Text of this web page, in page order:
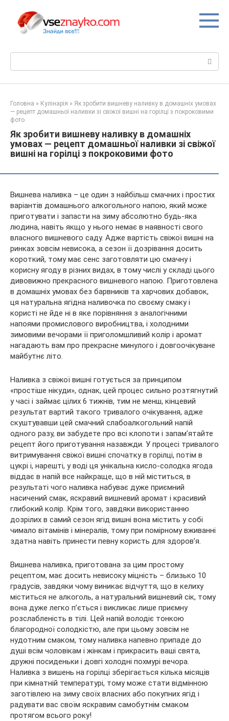
вмісту
Головна » Кулінарія » Як зробити вишневу наливку в домашніх умовах
— рецепт домашньої наливки зі свіжої вишні на горілці з покроковими
фото
Як зробити вишневу наливку в домашніх
умовах — рецепт домашньої наливки зі свіжої
вишні на горілці з покроковими фото
Вишнева наливка – це один з найбільш смачних і простих
варіантів домашнього алкогольного напою, який може
приготувати і запасти на зиму абсолютно будь-яка
людина, навіть якщо у нього немає в наявності свого
власного вишневого саду. Адже вартість свіжої вишні на
ринках зовсім невисока, а сезон її дозрівання досить
короткий, тому має сенс заготовляти цю смачну і
корисну ягоду в різних видах, в тому числі у складі цього
дивовижно прекрасного вишневого напою. Приготовлена
в домашніх умовах без барвників та харчових добавок,
ця натуральна ягідна наливочка по своєму смаку і
користі не йде ні в яке порівняння з аналогічними
напоями промислового виробництва, і холодними
зимовими вечорами її приголомшливий колір і аромат
нагадають вам про прекрасне минулого і довгоочікуване
майбутнє літо.
Наливка з свіжої вишні готується за принципом
«простіше нікуди», однак, цей процес сильно розтягнутий
у часі і займає цілих 6 тижнів, тим не менш, кінцевий
результат вартий такого тривалого очікування, адже
скуштувавши цей смачний слабоалкогольний напій
одного разу, ви забудете про всі клопоти і запам’ятайте
рецепт його приготування назавжди. У процесі тривалого
витримування свіжої вишні спочатку в горілці, потім в
цукрі і, нарешті, у воді ця унікальна кисло-солодка ягода
віддає в напій все найкраще, що в ній міститься, в
результаті чого наливка набуває дуже приємний
насичений смак, яскравий вишневий аромат і красивий
глибокий колір. Крім того, завдяки використанню
дозрілих в самий сезон ягід вишні вона містить у собі
чимало вітамінів і мінералів, тому при помірному вживанні
здатна навіть принести певну користь для здоров’я.
Вишнева наливка, приготована за цим простому
рецептом, має досить невисоку міцність – близько 10
градусів, завдяки чому виникає відчуття, що в келиху
міститься не алкоголь, а натуральний вишневий сік, тому
вона дуже легко п’ється і викликає лише приємну
розслабленість в тілі. Цей напій володіє тонкою
благородної солодкістю, але при цьому зовсім не
нудотним смаком, тому наливка напевно припаде до
душі всім чоловікам і жінкам і прикрасить ваші свята,
дружні посиденьки і довгі холодні похмурі вечора.
Наливка з вишень на горілці зберігається кілька місяців
при кімнатній температурі, тому може стати відмінною
заготівлею на зиму своїх власних або покупних ягід і
радувати вас своїм яскравим самобутнім смаком
протягом всього року!